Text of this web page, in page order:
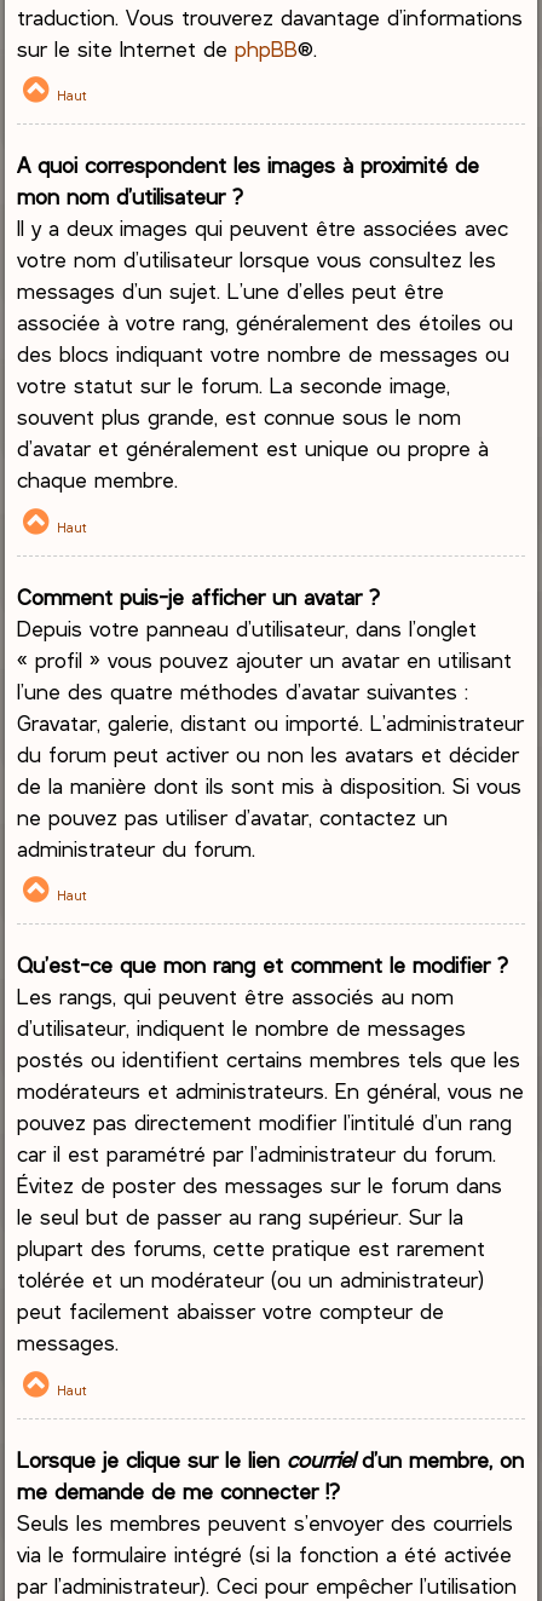
traduction. Vous trouverez davantage d’informations
sur le site Internet dephpBB®.
Haut
A quoi correspondent les images à proximité de
mon nom d’utilisateur ?
Il y a deux images qui peuvent être associées avec
votre nom d’utilisateur lorsque vous consultez les
messages d’un sujet. L’une d’elles peut être
associée à votre rang, généralement des étoiles ou
des blocs indiquant votre nombre de messages ou
votre statut sur le forum. La seconde image,
souvent plus grande, est connue sous le nom
d’avatar et généralement est unique ou propre à
chaque membre.
Haut
Comment puis-je afficher un avatar ?
Depuis votre panneau d’utilisateur, dans l’onglet
« profil » vous pouvez ajouter un avatar en utilisant
l’une des quatre méthodes d’avatar suivantes :
Gravatar, galerie, distant ou importé. L’administrateur
du forum peut activer ou non les avatars et décider
de la manière dont ils sont mis à disposition. Si vous
ne pouvez pas utiliser d’avatar, contactez un
administrateur du forum.
Haut
Qu’est-ce que mon rang et comment le modifier ?
Les rangs, qui peuvent être associés au nom
d’utilisateur, indiquent le nombre de messages
postés ou identifient certains membres tels que les
modérateurs et administrateurs. En général, vous ne
pouvez pas directement modifier l’intitulé d’un rang
car il est paramétré par l’administrateur du forum.
Évitez de poster des messages sur le forum dans
le seul but de passer au rang supérieur. Sur la
plupart des forums, cette pratique est rarement
tolérée et un modérateur (ou un administrateur)
peut facilement abaisser votre compteur de
messages.
Haut
Lorsque je clique sur le lien courrield’un membre, on
me demande de me connecter !?
Seuls les membres peuvent s’envoyer des courriels
via le formulaire intégré (si la fonction a été activée
par l’administrateur). Ceci pour empêcher l’utilisation